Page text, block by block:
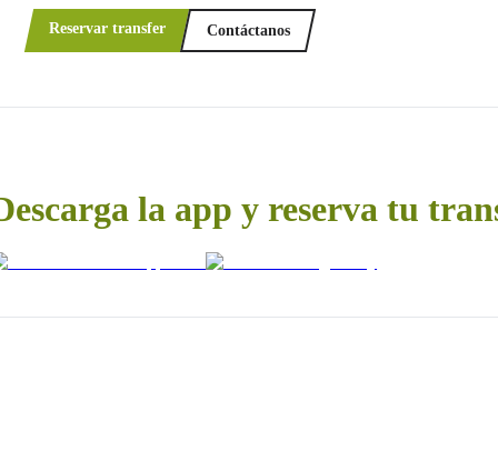
Reservar transfer Contáctanos
la app y reserva tu